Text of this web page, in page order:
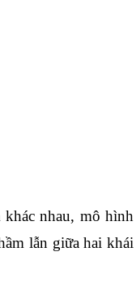
nhau, mô hình
lẫn giữa hai khái